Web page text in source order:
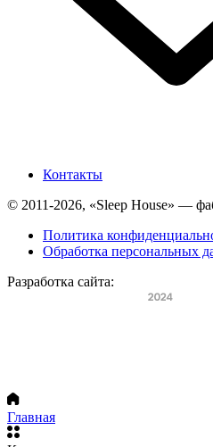
Контакты
© 2011-2026, «Sleep House» —
Политика
Обработка персональных
Разработка сайта:
Главная